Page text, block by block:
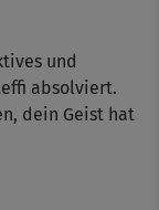
und
absolviert.
dein Geist hat
Muskeln freuen